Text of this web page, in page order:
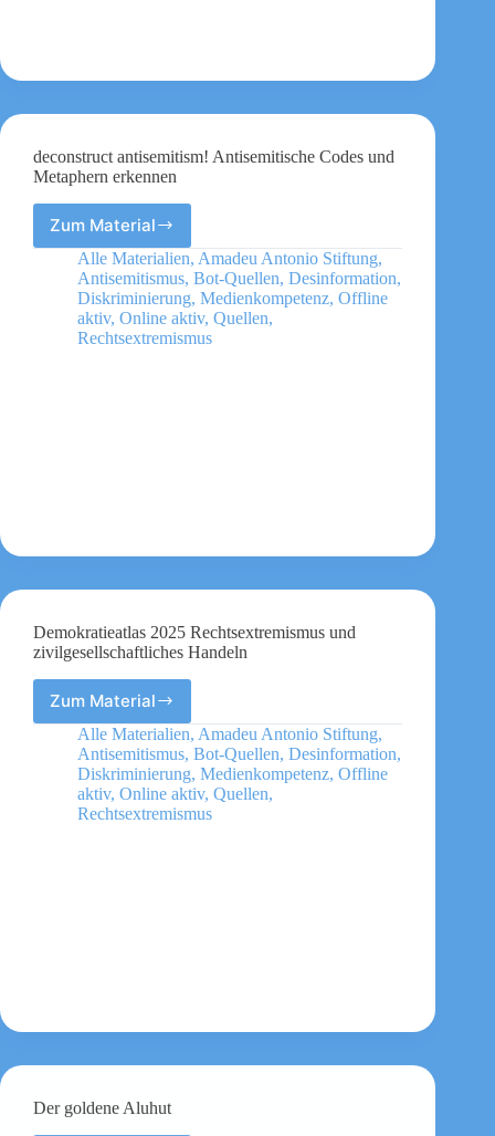
deconstruct antisemitism! Antisemitische Codes und
Metaphern erkennen
Zum Materialdeconstruct
antisemitism!
Antisemitische
Codes
und
Metaphern
Alle Materialien, Amadeu Antonio Stiftung,
Antisemitismus, Bot-Quellen, Desinformation,
Diskriminierung, Medienkompetenz, Offline
aktiv, Online aktiv, Quellen,
Rechtsextremismus
Demokratieatlas 2025 Rechtsextremismus und
zivilgesellschaftliches Handeln
Zum MaterialDemokratieatlas
2025
Rechtsextremismus
und
zivilgesellschaftliches
Handeln
Alle Materialien, Amadeu Antonio Stiftung,
Antisemitismus, Bot-Quellen, Desinformation,
Diskriminierung, Medienkompetenz, Offline
aktiv, Online aktiv, Quellen,
Rechtsextremismus
Der goldene Aluhut